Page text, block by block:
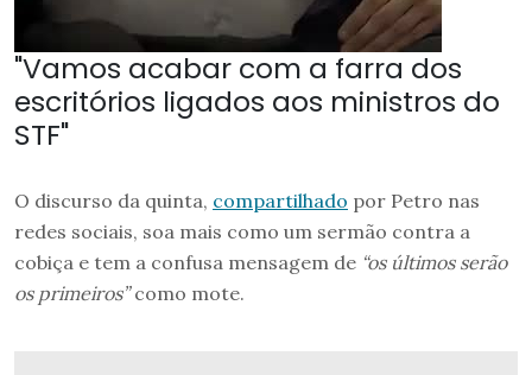
"Vamos acabar com a farra dos
escritórios ligados aos ministros do
STF"
O discurso da quinta, compartilhado por Petro nas
redes sociais, soa mais como um sermão contra a
cobiça e tem a confusa mensagem de “os últimos serão
os primeiros”como mote.